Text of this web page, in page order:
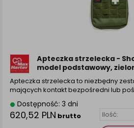
Apteczka strzelecka -
model podstawowy,
Apteczka strzelecka to niezbędny
mających kontakt bezpośredni lub
Dostępność: 3 dni
620,52 PLN brutto
W przypadku użytkowników
umożliwić prawidłową realizację
związane z tym prawidłowe
Państwu prawidłowych
cenach indywidualnych,
wcześniejsza zgoda której
zakładania konta.
dowolnym momencie wycofać.
Polityka prywatności (rozwiń)